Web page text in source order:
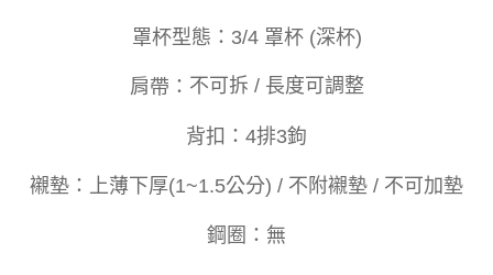
罩杯型態： 3/4 罩杯 (深杯)
肩帶： 不可拆 / 長度可調整
背扣 ： 4排3鉤
襯墊： 上薄下厚(1~1.5公分) / 不附襯墊 / 不可加墊
鋼圈： 無